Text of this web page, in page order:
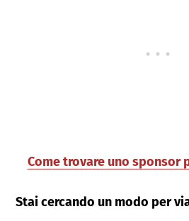
Come trovare uno sponsor
Stai cercando un modo per